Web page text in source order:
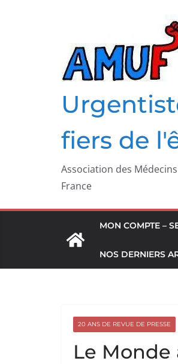
fiers de
Association des
France
MON COMPTE –
NOS DERNIERS
20 ANS DE REVUE DE PRESSE
Le Monde